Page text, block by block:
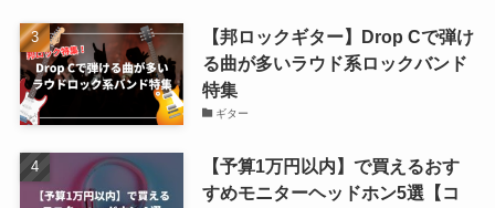
【邦ロックギター】Drop Cで弾け
る曲が多いラウド系ロックバンド
特集
ギター
【予算1万円以内】で買えるおす
すめモニターヘッドホン5選【コ